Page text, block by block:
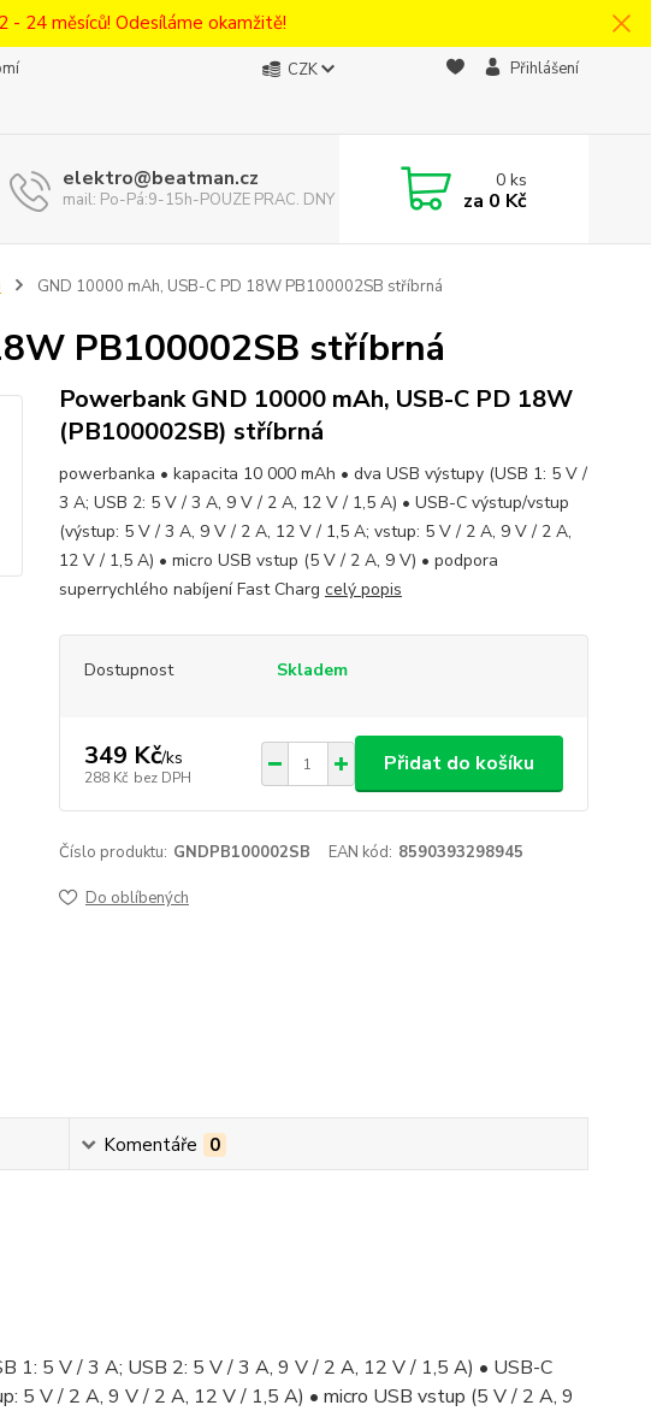
- 24 měsíců! Odesíláme okamžitě!
CZK Přihlášení
elektro@beatman.cz
mail: Po-Pá:9-15h-POUZE PRAC. DNY
0ks
za 0 Kč
GND 10000 mAh, USB-C PD 18W PB100002SB stříbrná
PB100002SB stříbrná
Powerbank GND 10000 mAh, USB-C PD 18W
(PB100002SB) stříbrná
powerbanka • kapacita 10 000 mAh • dva USB výstupy (USB 1: 5 V /
3 A; USB 2: 5 V / 3 A, 9 V / 2 A, 12 V / 1,5 A) • USB-C výstup/vstup
(výstup: 5 V / 3 A, 9 V / 2 A, 12 V / 1,5 A; vstup: 5 V / 2 A, 9 V / 2 A,
12 V / 1,5 A) • micro USB vstup (5 V / 2 A, 9 V) • podpora
superrychlého nabíjení Fast Charg celý popis
Dostupnost Skladem
349 Kč/ks
288 Kč bez DPH
Přidat do košíku
Číslo produktu: GNDPB100002SB EAN kód: 8590393298945
Do oblíbených
Komentáře 0
1: 5 V / 3 A; USB 2: 5 V / 3 A, 9 V / 2 A, 12 V / 1,5 A) • USB-C
5 V / 2 A, 9 V / 2 A, 12 V / 1,5 A) • micro USB vstup (5 V / 2 A, 9